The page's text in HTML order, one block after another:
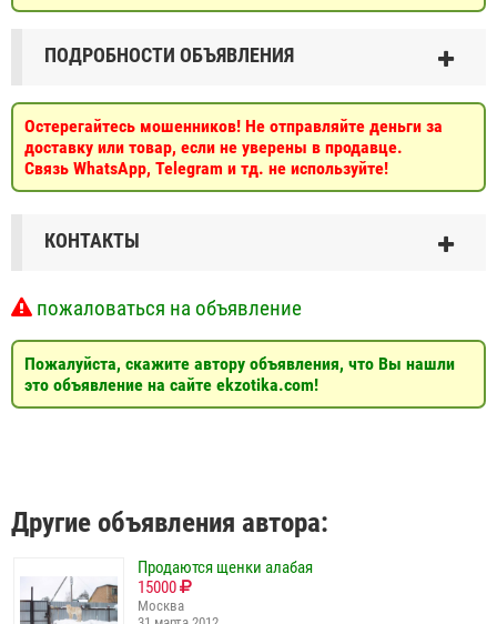
ПОДРОБНОСТИ ОБЪЯВЛЕНИЯ
Остерегайтесь мошенников! Не отправляйте деньги за
доставку или товар, если не уверены в продавце.
Связь WhatsApp, Telegram и тд. не используйте!
КОНТАКТЫ
пожаловаться на объявление
Пожалуйста, скажите автору объявления, что Вы нашли
это объявление на сайте ekzotika.com!
Другие объявления автора:
Продаются щенки алабая
15000
Москва